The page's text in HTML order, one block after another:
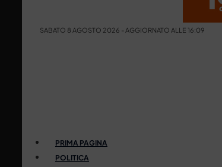
SABATO 8 AGOSTO 2026 - AGGIORNATO ALLE 16:09
PRIMA PAGINA
POLITICA